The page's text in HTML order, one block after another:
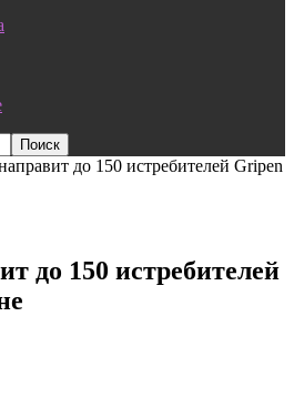
до 150 истребителей Gripen
до 150 истребителей